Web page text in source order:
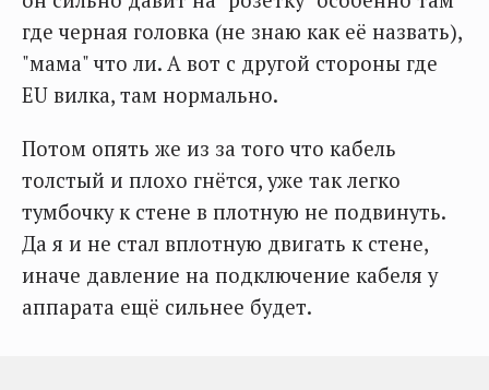
где черная головка (не знаю как её назвать),
"мама" что ли. А вот с другой стороны где
EU вилка, там нормально.
Потом опять же из за того что кабель
толстый и плохо гнётся, уже так легко
тумбочку к стене в плотную не подвинуть.
Да я и не стал вплотную двигать к стене,
иначе давление на подключение кабеля у
аппарата ещё сильнее будет.